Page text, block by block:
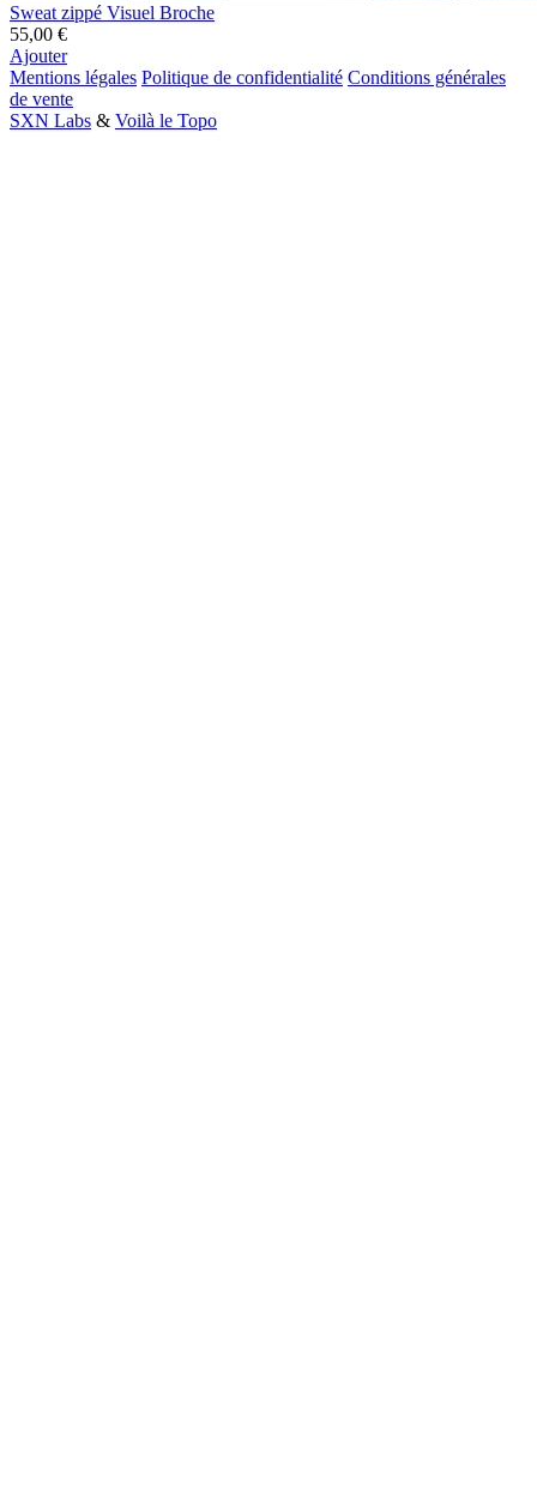
Sweat zippé Visuel Broche
55,00 €
Ajouter
Mentions légales Politique de confidentialité Conditions générales
de vente
SXN Labs & Voilà le Topo